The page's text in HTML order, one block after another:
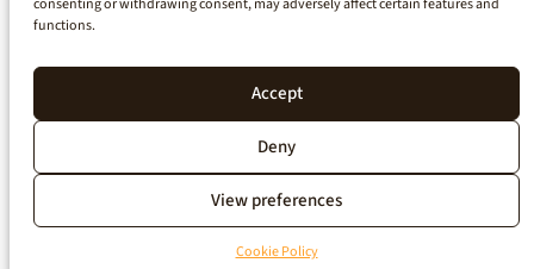
consenting or withdrawing consent, may adversely affect certain features and
functions.
Accept
Deny
View preferences
Cookie Policy